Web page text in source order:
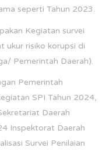
seperti Tahun 2023.
Kegiatan survei
ukur risiko korupsi di
Pemerintah Daerah).
Pemerintah
SPI Tahun 2024,
Daerah
Inspektorat Daerah
Survei Penilaian